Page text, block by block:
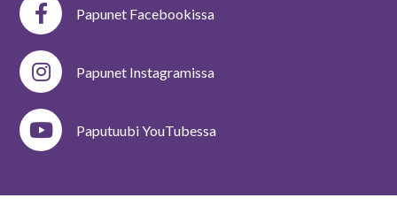
Papunet Facebookissa
Papunet Instagramissa
Paputuubi YouTubessa